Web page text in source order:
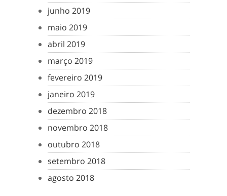
junho 2019
maio 2019
abril 2019
março 2019
fevereiro 2019
janeiro 2019
dezembro 2018
novembro 2018
outubro 2018
setembro 2018
agosto 2018